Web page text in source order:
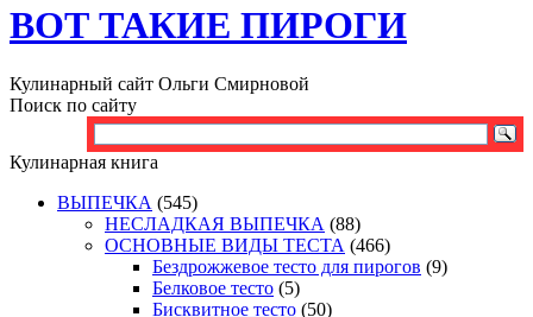
ВОТ ТАКИЕ ПИРОГИ
Кулинарный сайт Ольги Смирновой
Поиск по сайту
Кулинарная книга
ВЫПЕЧКА (545)
НЕСЛАДКАЯ ВЫПЕЧКА (88)
ОСНОВНЫЕ ВИДЫ ТЕСТА (466)
Бездрожжевое тесто для пирогов (9)
Белковое тесто (5)
Бисквитное тесто (50)